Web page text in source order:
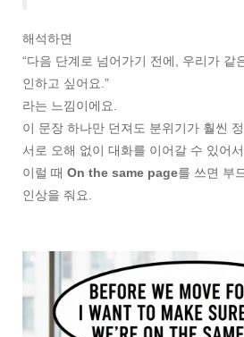
해석하면
“다음 단계로 넘어가기 전에, 우리가 같
인하고 싶어요.”
라는 느낌이에요.
이 문장 하나만 던져도 분위기가 훨씬
서로 오해 없이 대화를 이어갈 수 있어
이럴 때 On the same page를 쓰면 부
인상을 줘요.